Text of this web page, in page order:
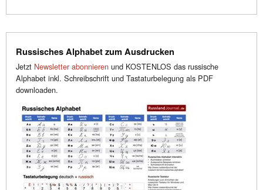
Russisches Alphabet zum Ausdrucken
Jetzt Newsletter abonnieren und KOSTENLOS das russische
Alphabet inkl. Schreibschrift und Tastaturbelegung als PDF
downloaden.